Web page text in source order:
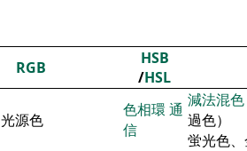
RGB
HSB
/HSL
光源色
色相環 通
信
減法混色
過色）
蛍光色、